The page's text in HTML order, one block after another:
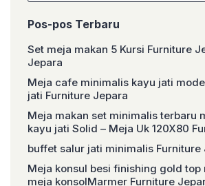
Pos-pos Terbaru
Set meja makan 5 Kursi Furniture
Jepara
Meja cafe minimalis kayu jati
jati Furniture Jepara
Meja makan set minimalis terbaru
kayu jati Solid – Meja Uk 120X80
buffet salur jati minimalis Furniture
Meja konsul besi finishing gold top
meja konsolMarmer Furniture